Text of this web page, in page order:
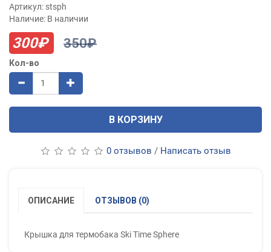
Артикул: stsph
Наличие: В наличии
300₽ 350₽
Кол-во
В КОРЗИНУ
0 отзывов / Написать отзыв
ОПИСАНИЕ ОТЗЫВОВ (0)
Крышка для термобака Ski Time Sphere